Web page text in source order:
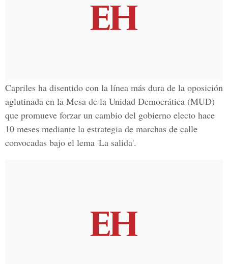
Capriles ha disentido con la línea más dura de la oposición
aglutinada en la Mesa de la Unidad Democrática (MUD)
que promueve forzar un cambio del gobierno electo hace
10 meses mediante la estrategia de marchas de calle
convocadas bajo el lema 'La salida'.